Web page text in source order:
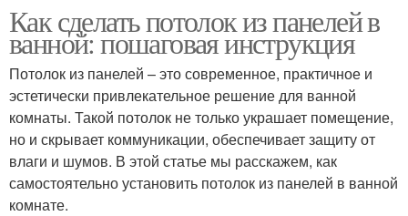
Реечные панели Потолки из панелей
Как сделать потолок из панелей в
ванной: пошаговая инструкция
Потолок из панелей – это современное, практичное и
эстетически привлекательное решение для ванной
комнаты. Такой потолок не только украшает помещение,
но и скрывает коммуникации, обеспечивает защиту от
влаги и шумов. В этой статье мы расскажем, как
самостоятельно установить потолок из панелей в ванной
комнате.